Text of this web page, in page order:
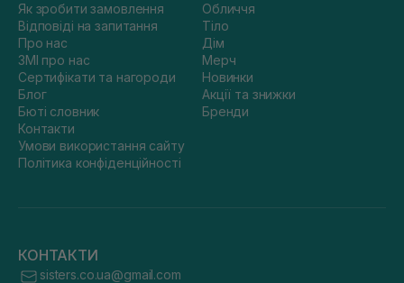
Як зробити замовлення
Відповіді на запитання
Про нас
ЗМІ про нас
Сертифікати та нагороди
Блог
Бюті словник
Контакти
Умови використання сайту
Політика конфіденційності
Обличчя
Тіло
Дім
Мерч
Новинки
Акції та знижки
Бренди
КОНТАКТИ
sisters.co.ua@gmail.com